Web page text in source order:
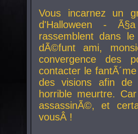
Vous incarnez un
d'Halloween -
rassemblent dans
dÃ©funt ami,
convergence des
contacter le
des visions afin
horrible meurtre.
assassinÃ©, et
vousÂ !